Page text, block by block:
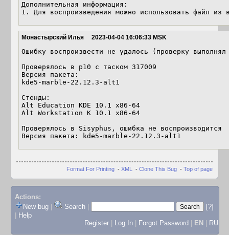
Дополнительная информация:
1. Для воспроизведения можно использовать файл из
Монастырский Илья 2023-04-04 16:06:33 MSK
Ошибку воспроизвести не удалось (проверку
Проверялось в p10 с таском 317009
Версия пакета:
kde5-marble-22.12.3-alt1
Стенды:
Alt Education KDE 10.1 x86-64
Alt Workstation K 10.1 x86-64
Проверялось в Sisyphus, ошибка не воспроизводится
Версия пакета: kde5-marble-22.12.3-alt1
Format For Printing - XML - Clone This Bug - Top of page
Actions:
New bug
Search
[?]
Help
Register
Log In Forgot Password EN RU